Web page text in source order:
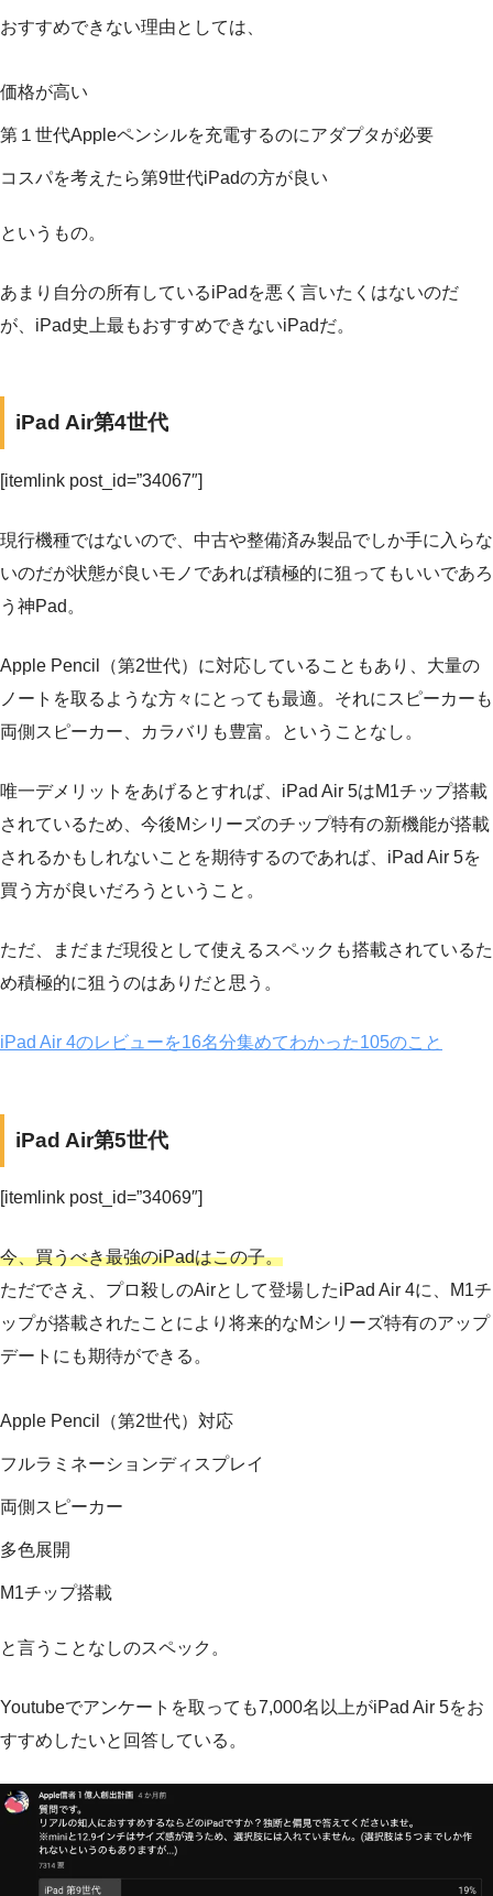
おすすめできない理由としては、
価格が高い
第１世代Appleペンシルを充電するのにアダプタが必要
コスパを考えたら第9世代iPadの方が良い
というもの。
あまり自分の所有しているiPadを悪く言いたくはないのだ
が、iPad史上最もおすすめできないiPadだ。
iPad Air第4世代
[itemlink post_id=”34067″]
現行機種ではないので、中古や整備済み製品でしか手に入らな
いのだが状態が良いモノであれば積極的に狙ってもいいであろ
う神Pad。
Apple Pencil（第2世代）に対応していることもあり、大量の
ノートを取るような方々にとっても最適。それにスピーカーも
両側スピーカー、カラバリも豊富。ということなし。
唯一デメリットをあげるとすれば、iPad Air 5はM1チップ搭載
されているため、今後Mシリーズのチップ特有の新機能が搭載
されるかもしれないことを期待するのであれば、iPad Air 5を
買う方が良いだろうということ。
ただ、まだまだ現役として使えるスペックも搭載されているた
め積極的に狙うのはありだと思う。
iPad Air 4のレビューを16名分集めてわかった105のこと
iPad Air第5世代
[itemlink post_id=”34069″]
今、買うべき最強のiPadはこの子。
ただでさえ、プロ殺しのAirとして登場したiPad Air 4に、M1チ
ップが搭載されたことにより将来的なMシリーズ特有のアップ
デートにも期待ができる。
Apple Pencil（第2世代）対応
フルラミネーションディスプレイ
両側スピーカー
多色展開
M1チップ搭載
と言うことなしのスペック。
Youtubeでアンケートを取っても7,000名以上がiPad Air 5をお
すすめしたいと回答している。